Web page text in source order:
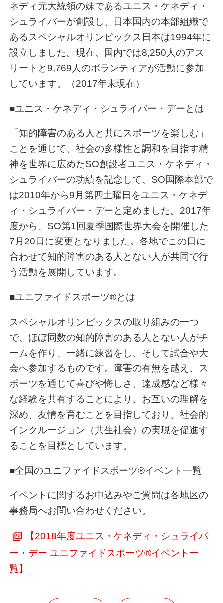
ネディ元大統領の妹であるユニス・ケネディ・
シュライバーが創設し、日本国内の本部組織で
あるスペシャルオリンピックス日本は1994年に
設立しました。現在、国内では8,250人のアス
リートと9,769人のボランティアが活動に参加
しています。（2017年末現在）
■ユニス・ケネディ・シュライバー・デーとは
「知的障害のある人と共にスポーツを楽しむ」
ことを通じて、社会の多様性と調和を目指す精
神を世界に広めたSO創設者ユニス・ケネディ・
シュライバーの功績を記念して、SO国際本部で
は2010年から9月第四土曜日をユニス・ケネデ
ィ・シュライバー・デーと定めました。2017年
度から、SO第1回夏季国際世界大会を開催した
7月20日に変更となりました。各地でこの日に
合わせて知的障害のある人とない人が共同で行
う活動を展開しています。
■ユニファイドスポーツ®とは
スペシャルオリンピックスの取り組みの一つ
で、ほぼ同数の知的障害のある人とない人がチ
ームを作り、一緒に練習をし、そして試合や大
会へ参加するものです。障害の有無を越え、ス
ポーツを通じて喜びや悔しさ、達成感など様々
な経験を共有することにより、お互いの理解を
深め、友情を育むことを目指しており、社会的
インクルージョン（共生社会）の実現を促進す
ることを目標としています。
■全国のユニファイドスポーツ®イベント一覧
イベントに関するお申込みやご質問は各地区の
事務局へお問い合わせください。
【2018年度ユニス・ケネディ・シュライバ
ー・デー ユニファイドスポーツ®イベント一
覧】